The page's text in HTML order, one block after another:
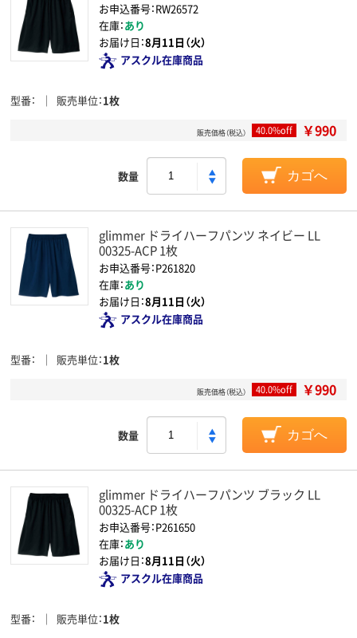
お申込番号：RW26572
在庫：あり
お届け日：8月11日（火）
アスクル在庫商品
型番 販売単位 1枚
販売価格（税込） 40.0%off ￥990
数量 カゴへ
glimmer ドライハーフパンツ ネイビー LL
00325-ACP 1枚
お申込番号：P261820
在庫：あり
お届け日：8月11日（火）
アスクル在庫商品
型番 販売単位 1枚
販売価格（税込） 40.0%off ￥990
数量 カゴへ
glimmer ドライハーフパンツ ブラック LL
00325-ACP 1枚
お申込番号：P261650
在庫：あり
お届け日：8月11日（火）
アスクル在庫商品
型番 販売単位 1枚